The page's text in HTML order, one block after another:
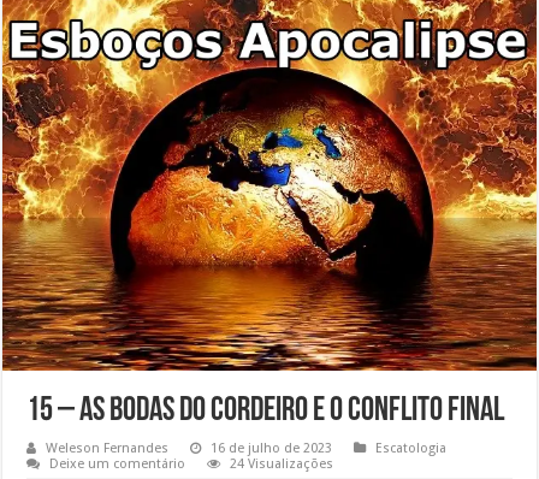
15 – As Bodas do Cordeiro e o Conflito Final
Weleson Fernandes 16 de julho de 2023
Escatologia
Deixe um comentário
24 Visualizações